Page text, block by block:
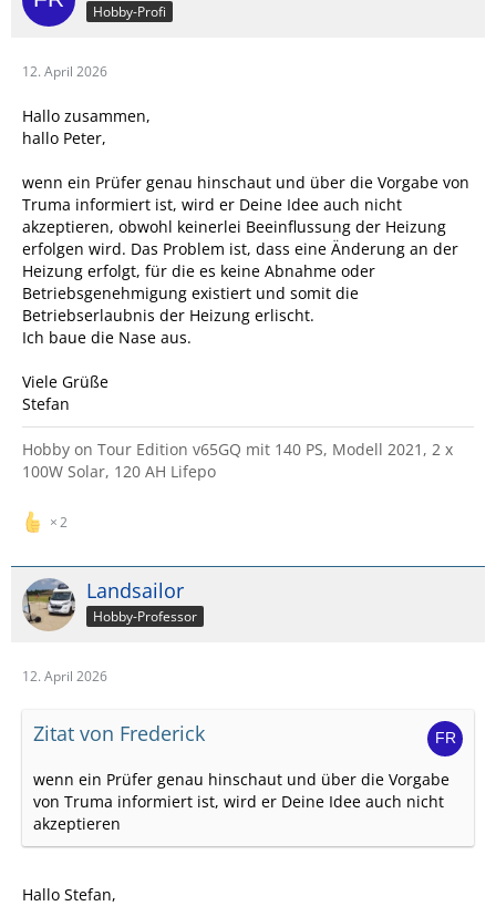
Hobby-Profi
12. April 2026
Hallo zusammen,
hallo Peter,
wenn ein Prüfer genau hinschaut und über die Vorgabe von
Truma informiert ist, wird er Deine Idee auch nicht
akzeptieren, obwohl keinerlei Beeinflussung der Heizung
erfolgen wird. Das Problem ist, dass eine Änderung an der
Heizung erfolgt, für die es keine Abnahme oder
Betriebsgenehmigung existiert und somit die
Betriebserlaubnis der Heizung erlischt.
Ich baue die Nase aus.
Viele Grüße
Stefan
Hobby on Tour Edition v65GQ mit 140 PS, Modell 2021, 2 x
100W Solar, 120 AH Lifepo
2
Landsailor
Hobby-Professor
12. April 2026
Zitat von Frederick
wenn ein Prüfer genau hinschaut und über die Vorgabe
von Truma informiert ist, wird er Deine Idee auch nicht
akzeptieren
Hallo Stefan,